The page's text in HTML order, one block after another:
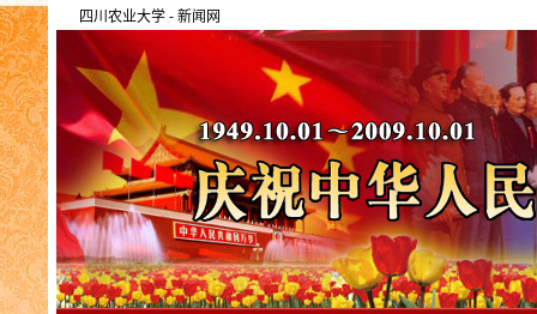
四川农业大学 - 新闻网